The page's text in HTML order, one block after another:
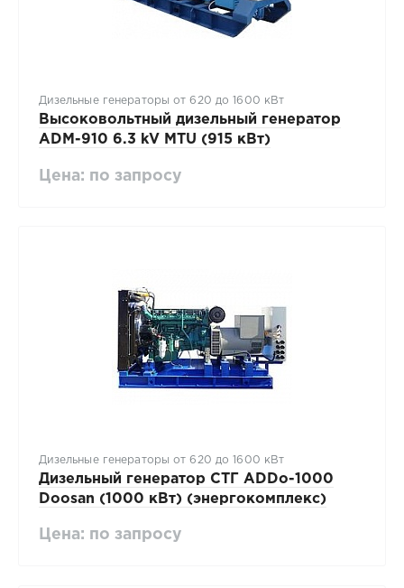
Дизельные генераторы от 620 до 1600 кВт
Высоковольтный дизельный генератор
ADM-910 6.3 kV MTU (915 кВт)
Цена: по запросу
Дизельные генераторы от 620 до 1600 кВт
Дизельный генератор СТГ ADDo-1000
Doosan (1000 кВт) (энергокомплекс)
Цена: по запросу